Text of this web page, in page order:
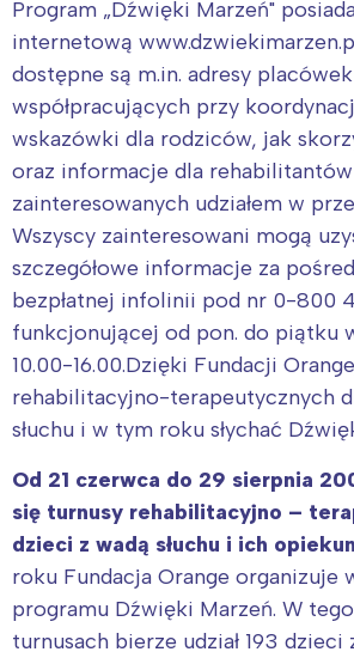
Program „Dźwięki Marzeń"
internetową
dostępne są m.in. adresy
współpracujących przy
wskazówki dla rodziców, jak
oraz informacje dla rehabilitantów
zainteresowanych udziałem w
Wszyscy zainteresowani mogą
szczegółowe informacje za
bezpłatnej infolinii pod nr 0-800
funkcjonującej od pon. do piątku
10.00-16.00.Dzięki Fundacji
rehabilitacyjno-terapeutycznych
słuchu i w tym roku słychać
Od 21 czerwca do 29 sierpnia
się turnusy rehabilitacyjno –
dzieci z wadą słuchu i ich
roku Fundacja Orange organizuje
programu Dźwięki Marzeń. W
turnusach bierze udział 193 dzieci
Interesują mnie
tego regionu:
Warszawa
Łódź
Trójmiasto
Poznań
Wrocław
Wybieram